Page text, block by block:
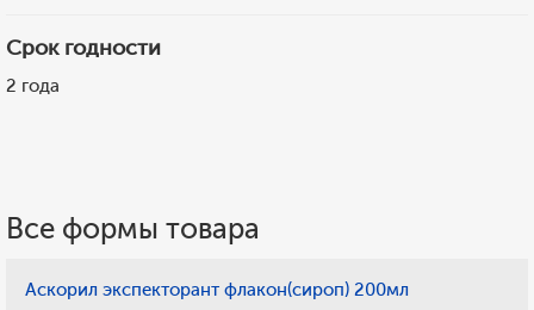
Срок годности
2 года
Все формы товара
Аскорил экспекторант флакон(сироп) 200мл